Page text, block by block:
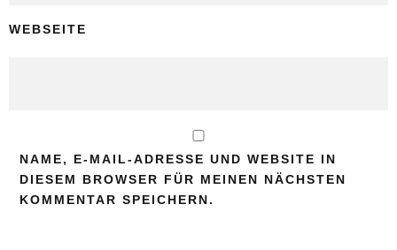
WEBSEITE
NAME, E-MAIL-ADRESSE UND WEBSITE IN
DIESEM BROWSER FÜR MEINEN NÄCHSTEN
KOMMENTAR SPEICHERN.